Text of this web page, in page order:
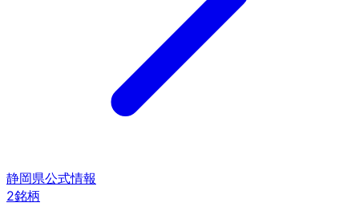
静岡県公式情報
2銘柄